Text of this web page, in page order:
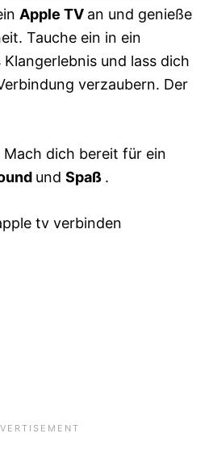
Apple TV an und genieße
Tauche ein in ein
und lass dich
verzaubern. Der
Mach dich bereit für ein
und Spaß .